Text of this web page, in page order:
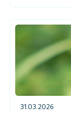
31.03.2026